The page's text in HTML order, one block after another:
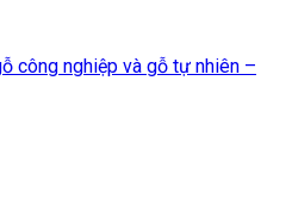
công nghiệp và gỗ tự nhiên –